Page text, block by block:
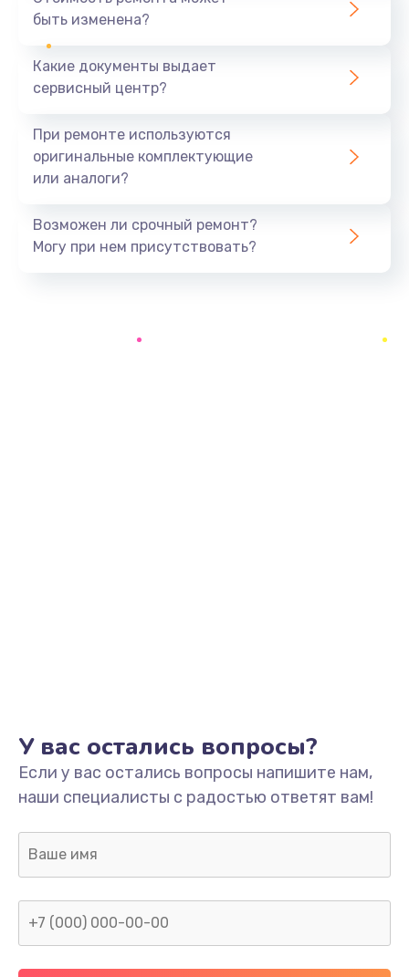
Замена системы охлаждения
Замена процессора
Заказать
Замена аккумулятора
620 руб.
Заказать
Замена клавиатуры
990 руб.
быть изменена?
Какие документы выдает
сервисный центр?
При ремонте используются
оригинальные комплектующие
или аналоги?
Возможен ли срочный ремонт?
Могу при нем присутствовать?
У вас остались вопросы?
Если у вас остались вопросы напишите нам,
наши специалисты с радостью ответят вам!